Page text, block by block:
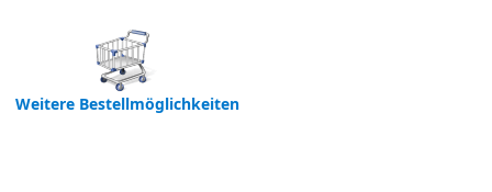
Weitere Bestellmöglichkeiten